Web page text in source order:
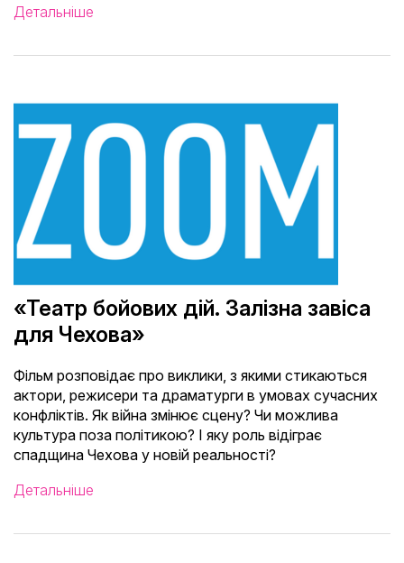
Детальніше
«Театр бойових дій. Залізна завіса
для Чехова»
Фільм розповідає про виклики, з якими стикаються
актори, режисери та драматурги в умовах сучасних
конфліктів. Як війна змінює сцену? Чи можлива
культура поза політикою? І яку роль відіграє
спадщина Чехова у новій реальності?
Детальніше